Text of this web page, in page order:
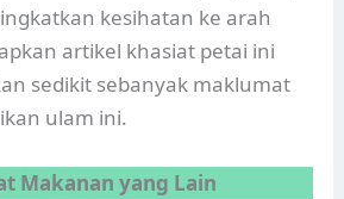
kesihatan ke arah
artikel khasiat petai ini
sedikit sebanyak maklumat
ulam ini.
Makanan yang Lain